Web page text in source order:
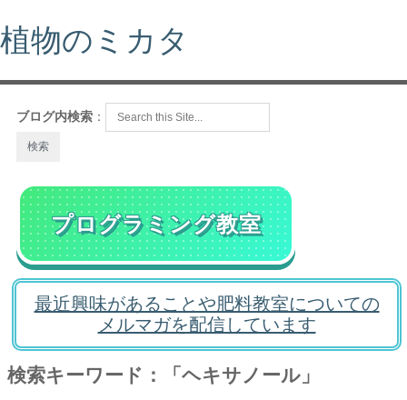
植物のミカタ
ブログ内検索 ：
プログラミング教室
最近興味があることや肥料教室についての
メルマガを配信しています
検索キーワード：「ヘキサノール」